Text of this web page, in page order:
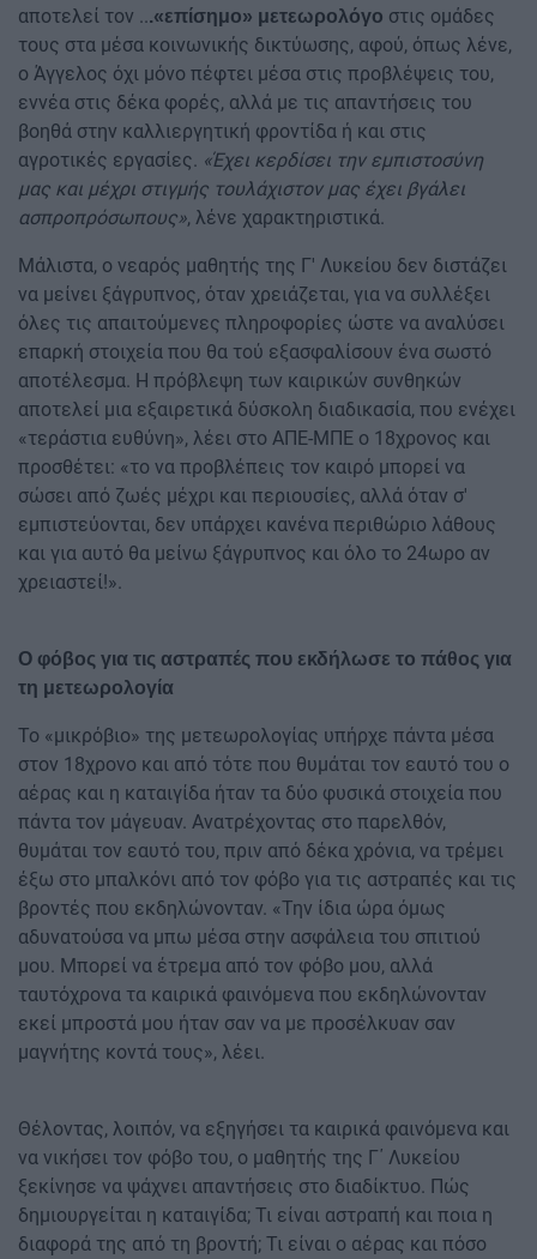
αποτελεί τον ...«επίσημο» μετεωρολόγο στις ομάδες
τους στα μέσα κοινωνικής δικτύωσης, αφού, όπως λένε,
ο Άγγελος όχι μόνο πέφτει μέσα στις προβλέψεις του,
εννέα στις δέκα φορές, αλλά με τις απαντήσεις του
βοηθά στην καλλιεργητική φροντίδα ή και στις
αγροτικές εργασίες. «Έχει κερδίσει την εμπιστοσύνη
μας και μέχρι στιγμής τουλάχιστον μας έχει βγάλει
ασπροπρόσωπους», λένε χαρακτηριστικά.
Μάλιστα, ο νεαρός μαθητής της Γ' Λυκείου δεν διστάζει
να μείνει ξάγρυπνος, όταν χρειάζεται, για να συλλέξει
όλες τις απαιτούμενες πληροφορίες ώστε να αναλύσει
επαρκή στοιχεία που θα τού εξασφαλίσουν ένα σωστό
αποτέλεσμα. Η πρόβλεψη των καιρικών συνθηκών
αποτελεί μια εξαιρετικά δύσκολη διαδικασία, που ενέχει
«τεράστια ευθύνη», λέει στο ΑΠΕ-ΜΠΕ ο 18χρονος και
προσθέτει: «το να προβλέπεις τον καιρό μπορεί να
σώσει από ζωές μέχρι και περιουσίες, αλλά όταν σ'
εμπιστεύονται, δεν υπάρχει κανένα περιθώριο λάθους
και για αυτό θα μείνω ξάγρυπνος και όλο το 24ωρο αν
χρειαστεί!».
Ο φόβος για τις αστραπές που εκδήλωσε το πάθος για
τη μετεωρολογία
Το «μικρόβιο» της μετεωρολογίας υπήρχε πάντα μέσα
στον 18χρονο και από τότε που θυμάται τον εαυτό του ο
αέρας και η καταιγίδα ήταν τα δύο φυσικά στοιχεία που
πάντα τον μάγευαν. Ανατρέχοντας στο παρελθόν,
θυμάται τον εαυτό του, πριν από δέκα χρόνια, να τρέμει
έξω στο μπαλκόνι από τον φόβο για τις αστραπές και τις
βροντές που εκδηλώνονταν. «Την ίδια ώρα όμως
αδυνατούσα να μπω μέσα στην ασφάλεια του σπιτιού
μου. Μπορεί να έτρεμα από τον φόβο μου, αλλά
ταυτόχρονα τα καιρικά φαινόμενα που εκδηλώνονταν
εκεί μπροστά μου ήταν σαν να με προσέλκυαν σαν
μαγνήτης κοντά τους», λέει.
Θέλοντας, λοιπόν, να εξηγήσει τα καιρικά φαινόμενα και
να νικήσει τον φόβο του, ο μαθητής της Γ΄ Λυκείου
ξεκίνησε να ψάχνει απαντήσεις στο διαδίκτυο. Πώς
δημιουργείται η καταιγίδα; Τι είναι αστραπή και ποια η
διαφορά της από τη βροντή; Τι είναι ο αέρας και πόσο